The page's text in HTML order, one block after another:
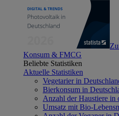
Konsum & FMCG
Beliebte Statistiken
Aktuelle Statistiken
Vegetarier in
Bierkonsum in
Anzahl der Haustiere in
Umsatz mit Bio-